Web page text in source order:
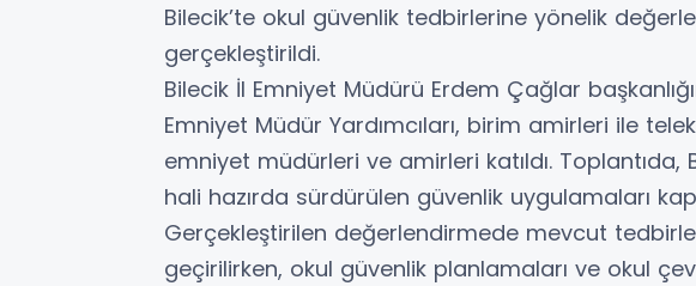
Bilecik’te okul güvenlik tedbirlerine yönelik
gerçekleştirildi.
Bilecik İl Emniyet Müdürü Erdem Çağlar
Emniyet Müdür Yardımcıları, birim amirleri ile
emniyet müdürleri ve amirleri katıldı.
hali hazırda sürdürülen güvenlik uygulamaları
Gerçekleştirilen değerlendirmede mevcut
geçirilirken, okul güvenlik planlamaları ve okul